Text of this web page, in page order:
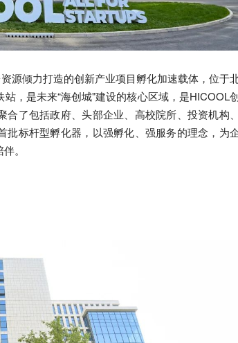
源倾力打造的创新产业项目孵化加速载体，位于
，是未来“海创城"建设的核心区域，是HICOOL
合了包括政府、头部企业、高校院所、投资机构
批标杆型孵化器，以强孵化、强服务的理念，为
。